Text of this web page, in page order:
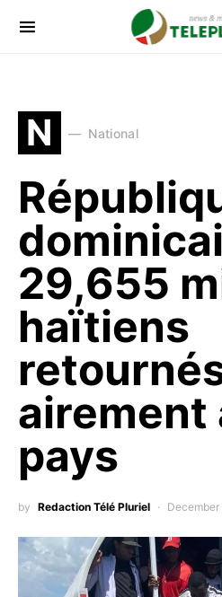
N National
29,655
haïtiens
airement
pays
by Redaction Télé Pluriel December